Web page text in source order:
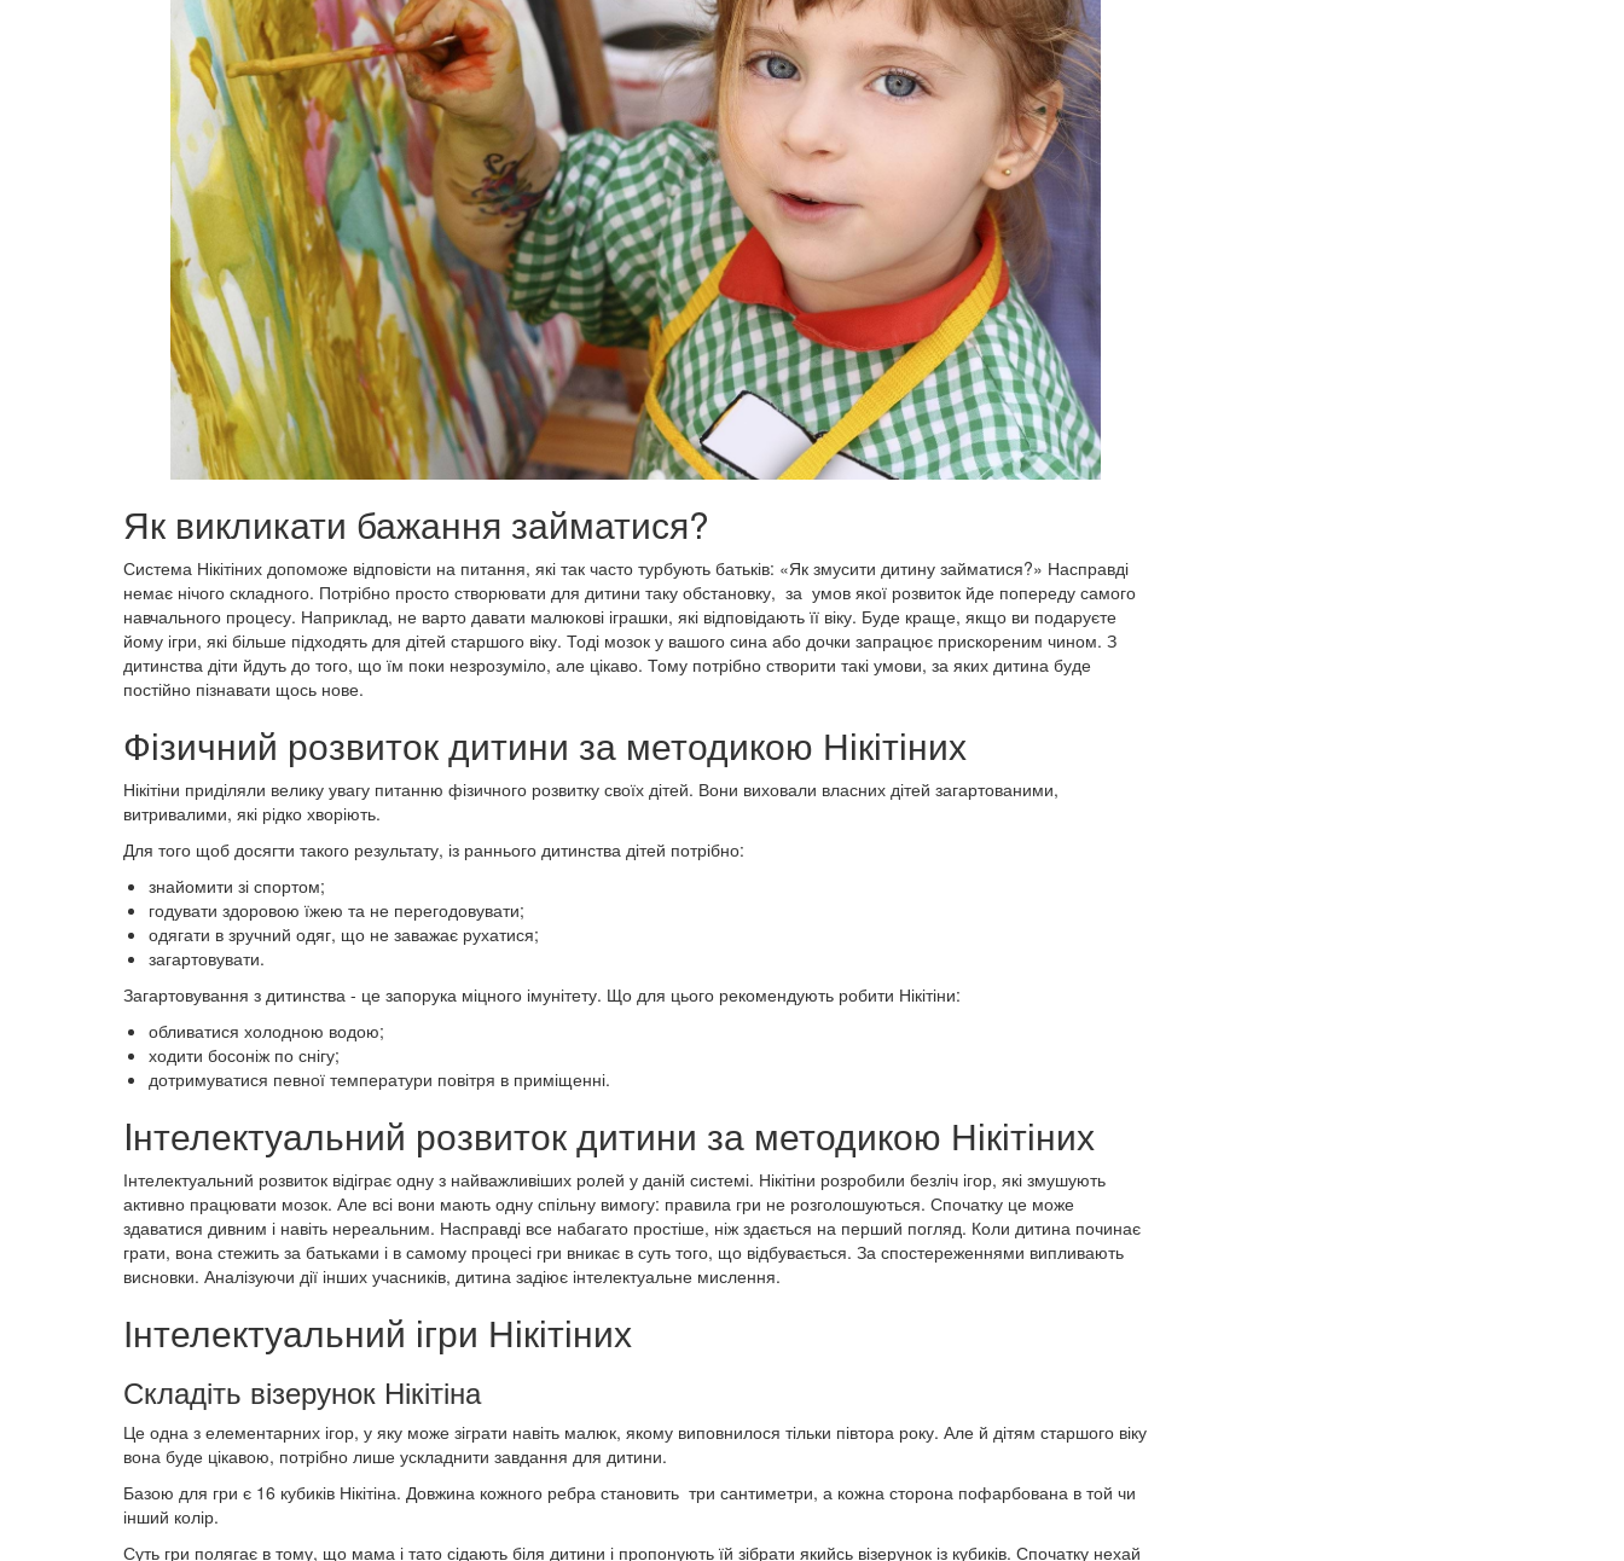
Як викликати бажання займатися?
Система Нікітіних допоможе відповісти на питання, які так часто турбують батьків: «Як змусити дитину займатися?» Насправді
немає нічого складного. Потрібно просто створювати для дитини таку обстановку, за умов якої розвиток йде попереду самого
навчального процесу. Наприклад, не варто давати малюкові іграшки, які відповідають її віку. Буде краще, якщо ви подаруєте
йому ігри, які більше підходять для дітей старшого віку. Тоді мозок у вашого сина або дочки запрацює прискореним чином. З
дитинства діти йдуть до того, що їм поки незрозуміло, але цікаво. Тому потрібно створити такі умови, за яких дитина буде
постійно пізнавати щось нове.
Фізичний розвиток дитини за методикою Нікітіних
Нікітіни приділяли велику увагу питанню фізичного розвитку своїх дітей. Вони виховали власних дітей загартованими,
витривалими, які рідко хворіють.
Для того щоб досягти такого результату, із раннього дитинства дітей потрібно:
знайомити зі спортом;
годувати здоровою їжею та не перегодовувати;
одягати в зручний одяг, що не заважає рухатися;
загартовувати.
Загартовування з дитинства - це запорука міцного імунітету. Що для цього рекомендують робити Нікітіни:
обливатися холодною водою;
ходити босоніж по снігу;
дотримуватися певної температури повітря в приміщенні.
Iнтелектуальний розвиток дитини за методикою Нікітіних
Інтелектуальний розвиток відіграє одну з найважливіших ролей у даній системі. Нікітіни розробили безліч ігор, які змушують
активно працювати мозок. Але всі вони мають одну спільну вимогу: правила гри не розголошуються. Спочатку це може
здаватися дивним і навіть нереальним. Насправді все набагато простіше, ніж здається на перший погляд. Коли дитина починає
грати, вона стежить за батьками і в самому процесі гри вникає в суть того, що відбувається. За спостереженнями випливають
висновки. Аналізуючи дії інших учасників, дитина задіює інтелектуальне мислення.
Інтелектуальний ігри Нікітіних
Складіть візерунок Нікітіна
Це одна з елементарних ігор, у яку може зіграти навіть малюк, якому виповнилося тільки півтора року. Але й дітям старшого віку
вона буде цікавою, потрібно лише ускладнити завдання для дитини.
Базою для гри є 16 кубиків Нікітіна. Довжина кожного ребра становить три сантиметри, а кожна сторона пофарбована в той чи
інший колір.
Суть гри полягає в тому, що мама і тато сідають біля дитини і пропонують їй зібрати якийсь візерунок із кубиків. Спочатку нехай